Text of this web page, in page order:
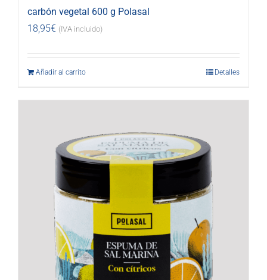
carbón vegetal 600 g Polasal
18,95€ (IVA incluido)
Añadir al carrito Detalles